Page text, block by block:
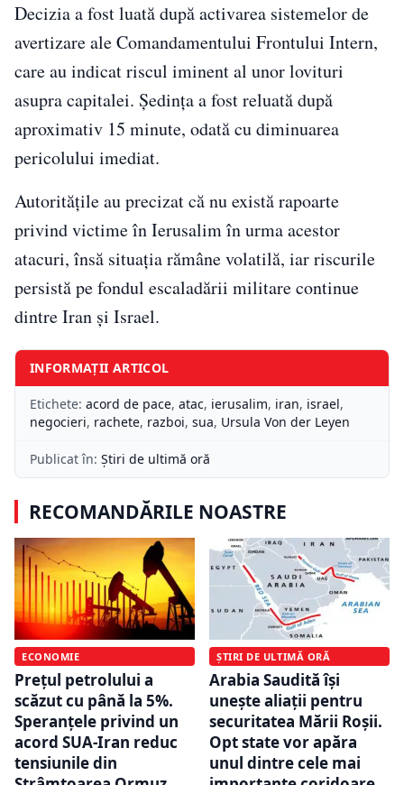
Decizia a fost luată după activarea sistemelor de
avertizare ale Comandamentului Frontului Intern,
care au indicat riscul iminent al unor lovituri
asupra capitalei. Ședința a fost reluată după
aproximativ 15 minute, odată cu diminuarea
pericolului imediat.
Autoritățile au precizat că nu există rapoarte
privind victime în Ierusalim în urma acestor
atacuri, însă situația rămâne volatilă, iar riscurile
persistă pe fondul escaladării militare continue
dintre Iran și Israel.
INFORMAȚII ARTICOL
Etichete: acord de pace, atac, ierusalim, iran, israel,
negocieri, rachete, razboi, sua, Ursula Von der Leyen
Publicat în: Știri de ultimă oră
RECOMANDĂRILE NOASTRE
ECONOMIE
Prețul petrolului a
scăzut cu până la 5%.
Speranțele privind un
acord SUA-Iran reduc
tensiunile din
ȘTIRI DE ULTIMĂ ORĂ
Arabia Saudită își
unește aliații pentru
securitatea Mării Roșii.
Opt state vor apăra
unul dintre cele mai